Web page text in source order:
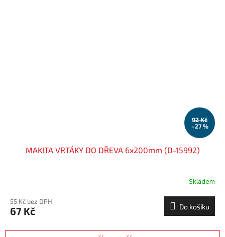
92 Kč
–27 %
MAKITA VRTÁKY DO DŘEVA 6x200mm (D-15992)
Skladem
55 Kč bez DPH
67 Kč Do košíku